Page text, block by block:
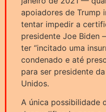
apoiadores de Trump
tentar impedir a
presidente Joe Biden
ter “incitado uma
condenado e até
para ser presidente
Unidos.
A única possibilidade